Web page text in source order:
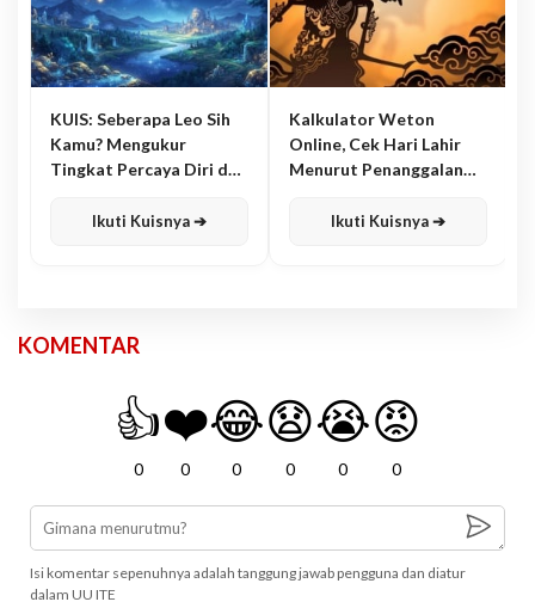
KUIS: Seberapa Leo Sih
Kamu? Mengukur
Tingkat Percaya Diri dan
Ikuti Kuisnya ➔
Kalkulator Weton
Online, Cek Hari Lahir
Menurut Penanggalan
Ikuti Kuisnya ➔
KOMENTAR
👍
0
❤️
0
😂
0
😧
0
😭
0
😡
0
Isi komentar sepenuhnya adalah tanggung jawab pengguna dan diatur
dalam UU ITE